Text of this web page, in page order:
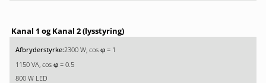
Kanal 1 og Kanal 2 (lysstyring)
2300 W, cos φ = 1
1150 VA, cos φ = 0.5
800 W LED